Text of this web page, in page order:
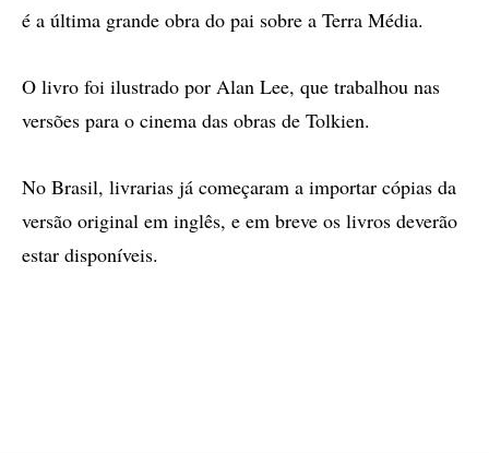
é a última grande obra do pai sobre a Terra Média.
O livro foi ilustrado por Alan Lee, que trabalhou nas
versões para o cinema das obras de Tolkien.
No Brasil, livrarias já começaram a importar cópias da
versão original em inglês, e em breve os livros deverão
estar disponíveis.